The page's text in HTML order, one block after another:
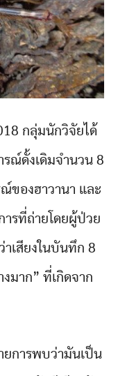
กลุ่มนักวิจัยได้
รณ์ดั้งเดิมจำนวน 8
ของฮาวานา และ
รที่ถ่ายโดยผู้ป่วย
าเสียงในบันทึก 8
มาก” ที่เกิดจาก
ยการพบว่ามันเป็น